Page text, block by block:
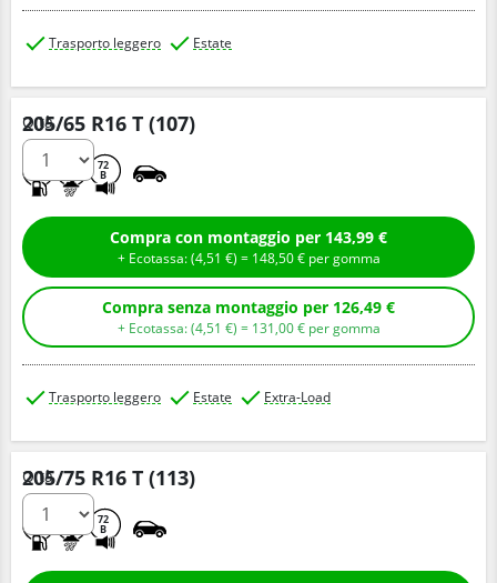
Trasporto leggero Estate
205/65 R16 T (107)
72
B
Q.tà
Compra con montaggio per 143,99 €
+ Ecotassa: (4,51 € ) = 148,50€ per gomma
Compra senza montaggio per 126,49 €
+ Ecotassa: (4,51 € ) = 131,00€ per gomma
Trasporto leggero Estate Extra-Load
205/75 R16 T (113)
72
B
Q.tà